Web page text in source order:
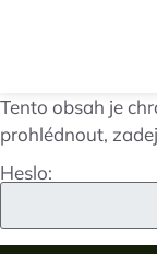
Tento obsah je
prohlédnout,
Heslo: